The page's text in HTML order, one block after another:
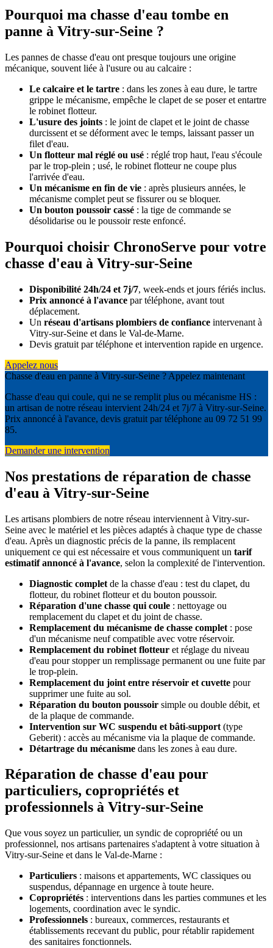
Pourquoi ma chasse d'eau tombe en
panne à Vitry-sur-Seine ?
Les pannes de chasse d'eau ont presque toujours une origine
mécanique, souvent liée à l'usure ou au calcaire :
Le calcaire et le tartre : dans les zones à eau dure, le tartre
grippe le mécanisme, empêche le clapet de se poser et entartre
le robinet flotteur.
L'usure des joints : le joint de clapet et le joint de chasse
durcissent et se déforment avec le temps, laissant passer un
filet d'eau.
Un flotteur mal réglé ou usé : réglé trop haut, l'eau s'écoule
par le trop-plein ; usé, le robinet flotteur ne coupe plus
l'arrivée d'eau.
Un mécanisme en fin de vie : après plusieurs années, le
mécanisme complet peut se fissurer ou se bloquer.
Un bouton poussoir cassé : la tige de commande se
désolidarise ou le poussoir reste enfoncé.
Pourquoi choisir ChronoServe pour votre
chasse d'eau à Vitry-sur-Seine
Disponibilité 24h/24 et 7j/7, week-ends et jours fériés inclus.
Prix annoncé à l'avance par téléphone, avant tout
déplacement.
Un réseau d'artisans plombiers de confiance intervenant à
Vitry-sur-Seine et dans le Val-de-Marne.
Devis gratuit par téléphone et intervention rapide en urgence.
Appelez nous
Chasse d'eau en panne à Vitry-sur-Seine ? Appelez maintenant
Chasse d'eau qui coule, qui ne se remplit plus ou mécanisme HS :
un artisan de notre réseau intervient 24h/24 et 7j/7 à Vitry-sur-Seine.
Prix annoncé à l'avance, devis gratuit par téléphone au 09 72 51 99
85.
Demander une intervention
Nos prestations de réparation de chasse
d'eau à Vitry-sur-Seine
Les artisans plombiers de notre réseau interviennent à Vitry-sur-
Seine avec le matériel et les pièces adaptés à chaque type de chasse
d'eau. Après un diagnostic précis de la panne, ils remplacent
uniquement ce qui est nécessaire et vous communiquent un tarif
estimatif annoncé à l'avance, selon la complexité de l'intervention.
Diagnostic complet de la chasse d'eau : test du clapet, du
flotteur, du robinet flotteur et du bouton poussoir.
Réparation d'une chasse qui coule : nettoyage ou
remplacement du clapet et du joint de chasse.
Remplacement du mécanisme de chasse complet : pose
d'un mécanisme neuf compatible avec votre réservoir.
Remplacement du robinet flotteur et réglage du niveau
d'eau pour stopper un remplissage permanent ou une fuite par
le trop-plein.
Remplacement du joint entre réservoir et cuvette pour
supprimer une fuite au sol.
Réparation du bouton poussoir simple ou double débit, et
de la plaque de commande.
Intervention sur WC suspendu et bâti-support (type
Geberit) : accès au mécanisme via la plaque de commande.
Détartrage du mécanisme dans les zones à eau dure.
Réparation de chasse d'eau pour
particuliers, copropriétés et
professionnels à Vitry-sur-Seine
Que vous soyez un particulier, un syndic de copropriété ou un
professionnel, nos artisans partenaires s'adaptent à votre situation à
Vitry-sur-Seine et dans le Val-de-Marne :
Particuliers : maisons et appartements, WC classiques ou
suspendus, dépannage en urgence à toute heure.
Copropriétés : interventions dans les parties communes et les
logements, coordination avec le syndic.
Professionnels : bureaux, commerces, restaurants et
établissements recevant du public, pour rétablir rapidement
des sanitaires fonctionnels.